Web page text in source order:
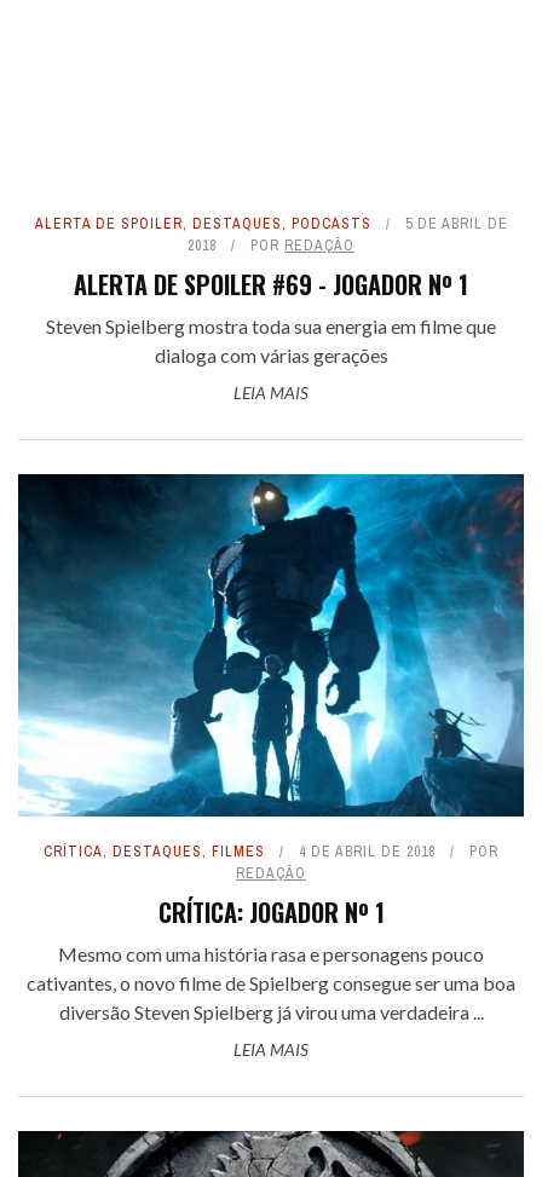
ALERTA DE SPOILER, DESTAQUES, PODCASTS
5 DE ABRIL DE
2018
POR REDAÇÃO
ALERTA DE SPOILER #69 - JOGADOR Nº 1
Steven Spielberg mostra toda sua energia em filme que
dialoga com várias gerações
LEIA MAIS
CRÍTICA, DESTAQUES, FILMES 4 DE ABRIL DE 2018
POR
REDAÇÃO
CRÍTICA: JOGADOR Nº 1
Mesmo com uma história rasa e personagens pouco
cativantes, o novo filme de Spielberg consegue ser uma boa
diversão Steven Spielberg já virou uma verdadeira ...
LEIA MAIS